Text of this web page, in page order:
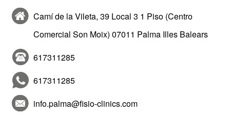
Camí de la Vileta, 39 Local 3 1 Piso (Centro
Comercial Son Moix) 07011 Palma Illes Balears
617311285
617311285
info.palma@fisio-clinics.com